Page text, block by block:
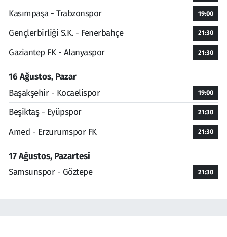
Kasımpaşa - Trabzonspor 19:00
Gençlerbirliği S.K. - Fenerbahçe 21:30
Gaziantep FK - Alanyaspor 21:30
16 Ağustos, Pazar
Başakşehir - Kocaelispor
19:00
Beşiktaş - Eyüpspor 21:30
Amed - Erzurumspor FK 21:30
17 Ağustos, Pazartesi
Samsunspor - Göztepe
21:30